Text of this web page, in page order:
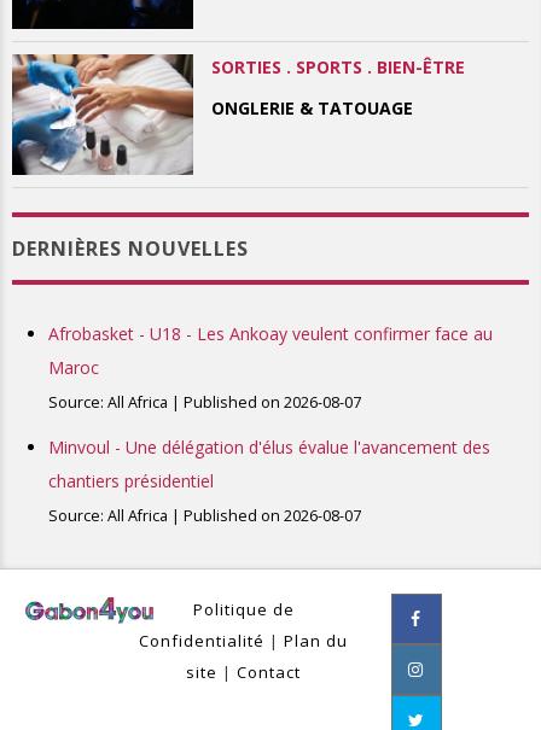
SORTIES . SPORTS . BIEN-ÊTRE
ONGLERIE & TATOUAGE
DERNIÈRES NOUVELLES
Afrobasket - U18 - Les Ankoay veulent confirmer face au
Maroc
Source: All Africa Published on 2026-08-07
Minvoul - Une délégation d'élus évalue l'avancement des
chantiers présidentiel
Source: All Africa Published on 2026-08-07
Politique de
Confidentialité | Plan du
site | Contact